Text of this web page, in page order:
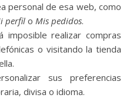
personal de esa web, como
perfilo Mis pedidos.
imposible realizar compras
o visitando la tienda
sus preferencias
divisa o idioma.